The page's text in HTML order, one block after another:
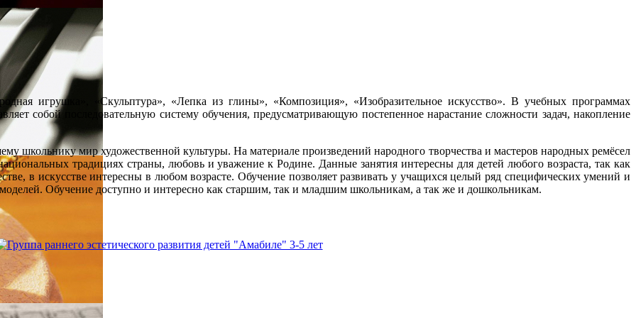
игрушка», «Скульптура», «Лепка из глины», «Композиция», «Изобразительное искусство». В учебных программах
собой последовательную систему обучения, предусматривающую постепенное нарастание сложности задач, накопление
школьнику мир художественной культуры. На материале произведений народного творчества и мастеров народных ремёсел
традициях страны, любовь и уважение к Родине. Данные занятия интересны для детей любого возраста, так как
в искусстве интересны в любом возрасте. Обучение позволяет развивать у учащихся целый ряд специфических умений и
Обучение доступно и интересно как старшим, так и младшим школьникам, а так же и дошкольникам.